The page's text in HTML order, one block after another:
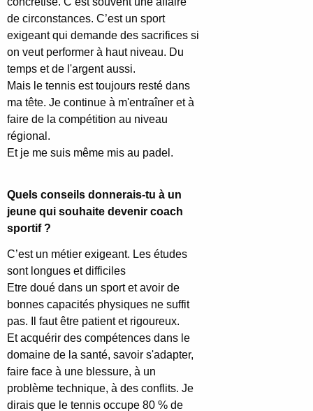
de circonstances. C’est un sport
exigeant qui demande des sacrifices si
on veut performer à haut niveau. Du
temps et de l'argent aussi.
Mais le tennis est toujours resté dans
ma tête. Je continue à m'entraîner et à
faire de la compétition au niveau
régional.
Et je me suis même mis au padel.
Quels conseils donnerais-tu à un
jeune qui souhaite devenir coach
sportif ?
C’est un métier exigeant. Les études
sont longues et difficiles
Etre doué dans un sport et avoir de
bonnes capacités physiques ne suffit
pas. Il faut être patient et rigoureux.
Et acquérir des compétences dans le
domaine de la santé, savoir s'adapter,
faire face à une blessure, à un
problème technique, à des conflits. Je
dirais que le tennis occupe 80 % de